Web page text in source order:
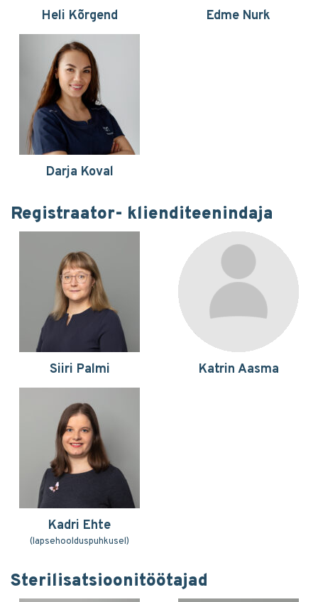
Heli Kõrgend Edme Nurk
Darja Koval
Registraator- klienditeenindaja
Siiri Palmi Katrin Aasma
Kadri Ehte
(lapsehoolduspuhkusel)
Sterilisatsioonitöötajad